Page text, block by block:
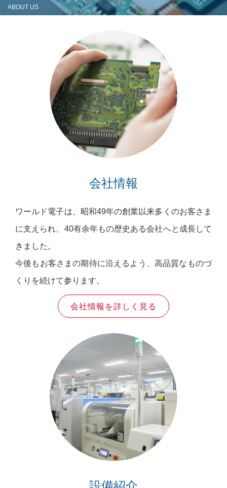
ABOUT US
会社情報
ワールド電子は、昭和49年の創業以来多くのお客さま
に支えられ、40有余年もの歴史ある会社へと成長して
きました。
今後もお客さまの期待に沿えるよう、高品質なものづ
くりを続けて参ります。
会社情報を詳しく見る